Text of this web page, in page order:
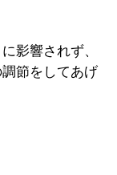
影響されず、
節をしてあげ